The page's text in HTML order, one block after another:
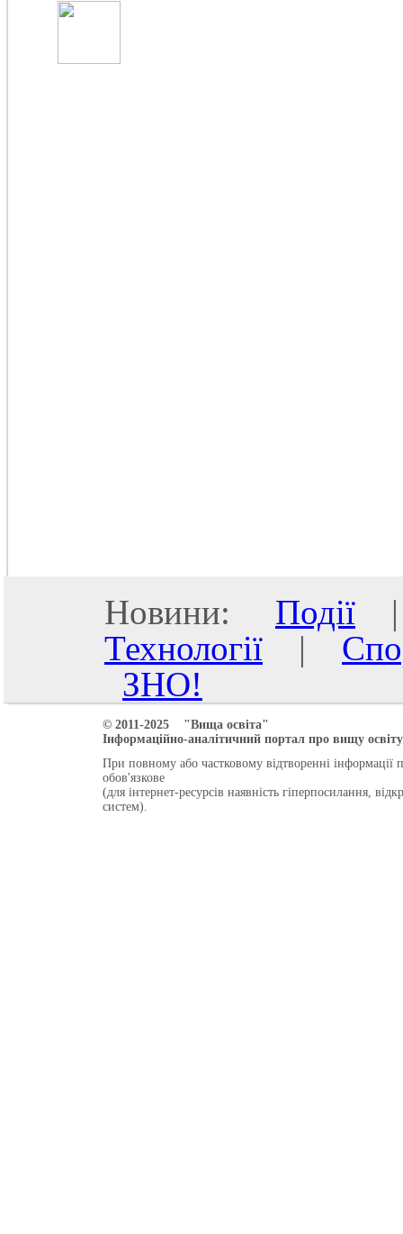
Новини: Події
Технології |
ЗНО!
© 2011-2025 "Вища освіта"
Інформаційно-аналітичний портал про вищу
При повному або частковому відтворенні інформації
обов'язкове
(для інтернет-ресурсів наявність гіперпосилання,
систем).